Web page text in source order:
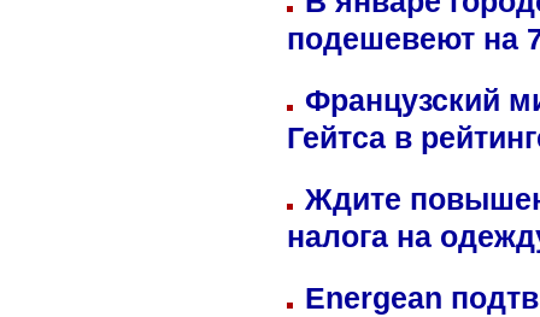
подешевеют на
Французский
Гейтса в
Ждите
налога на
Energean